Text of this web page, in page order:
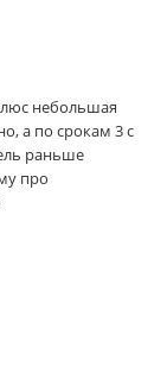
небольшая
а по срокам 3 с
раньше
про